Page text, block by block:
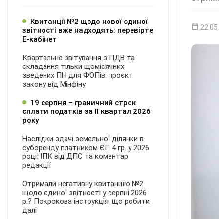
Квитанції №2 щодо нової єдиної
звітності вже надходять: перевірте
Е-кабінет
Квартальне звітування з ПДВ та
складання тільки щомісячних
зведених ПН для ФОПів: проєкт
закону від Мінфіну
19 серпня – граничний строк
сплати податків за ІI квартал 2026
року
Наслідки здачі земельної ділянки в
суборенду платником ЄП 4 гр. у 2026
році: ІПК від ДПС та коментар
редакції
Отримали негативну квитанцію №2
щодо єдиної звітності у серпні 2026
р.? Покрокова інструкція, що робити
далі